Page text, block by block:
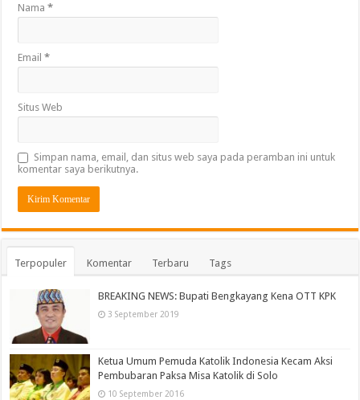
Nama*
Email*
Situs Web
Simpan nama, email, dan situs web saya pada peramban ini untuk
komentar saya berikutnya.
Terpopuler Komentar Terbaru Tags
BREAKING NEWS: Bupati Bengkayang Kena OTT KPK
3 September 2019
Ketua Umum Pemuda Katolik Indonesia Kecam Aksi
Pembubaran Paksa Misa Katolik di Solo
10 September 2016